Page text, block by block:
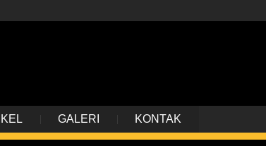
GALERI KONTAK